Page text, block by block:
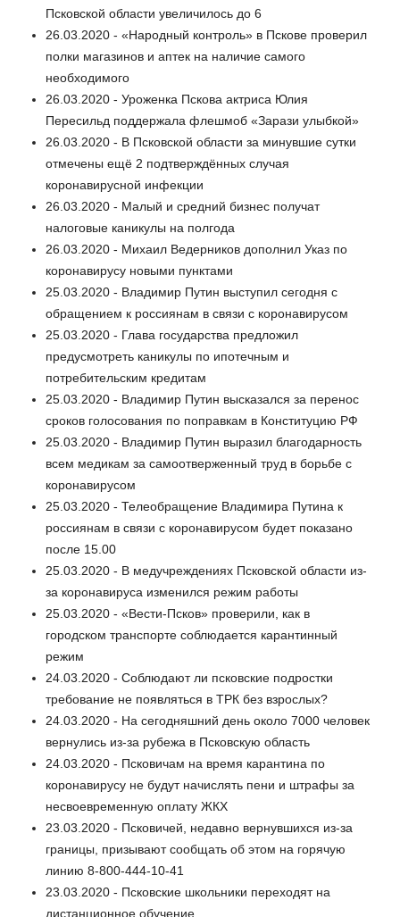
Псковской области увеличилось до 6
26.03.2020 - «Народный контроль» в Пскове проверил
полки магазинов и аптек на наличие самого
необходимого
26.03.2020 - Уроженка Пскова актриса Юлия
Пересильд поддержала флешмоб «Зарази улыбкой»
26.03.2020 - В Псковской области за минувшие сутки
отмечены ещё 2 подтверждённых случая
коронавирусной инфекции
26.03.2020 - Малый и средний бизнес получат
налоговые каникулы на полгода
26.03.2020 - Михаил Ведерников дополнил Указ по
коронавирусу новыми пунктами
25.03.2020 - Владимир Путин выступил сегодня с
обращением к россиянам в связи с коронавирусом
25.03.2020 - Глава государства предложил
предусмотреть каникулы по ипотечным и
потребительским кредитам
25.03.2020 - Владимир Путин высказался за перенос
сроков голосования по поправкам в Конституцию РФ
25.03.2020 - Владимир Путин выразил благодарность
всем медикам за самоотверженный труд в борьбе с
коронавирусом
25.03.2020 - Телеобращение Владимира Путина к
россиянам в связи с коронавирусом будет показано
после 15.00
25.03.2020 - В медучреждениях Псковской области из-
за коронавируса изменился режим работы
25.03.2020 - «Вести-Псков» проверили, как в
городском транспорте соблюдается карантинный
режим
24.03.2020 - Соблюдают ли псковские подростки
требование не появляться в ТРК без взрослых?
24.03.2020 - На сегодняшний день около 7000 человек
вернулись из-за рубежа в Псковскую область
24.03.2020 - Псковичам на время карантина по
коронавирусу не будут начислять пени и штрафы за
несвоевременную оплату ЖКХ
23.03.2020 - Псковичей, недавно вернувшихся из-за
границы, призывают сообщать об этом на горячую
линию 8-800-444-10-41
23.03.2020 - Псковские школьники переходят на
дистанционное обучение